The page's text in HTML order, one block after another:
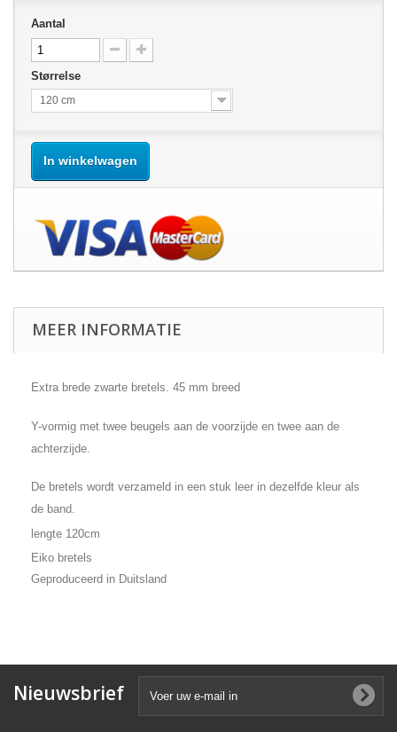
Aantal
Størrelse
120 cm
In winkelwagen
MEER INFORMATIE
Extra brede zwarte bretels. 45 mm breed
Y-vormig met twee beugels aan de voorzijde en twee aan de
achterzijde.
De bretels wordt verzameld in een stuk leer in dezelfde kleur als
de band.
lengte 120cm
Eiko bretels
Geproduceerd in Duitsland
Nieuwsbrief